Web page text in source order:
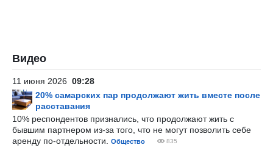
Видео
11 июня 2026 09:28
20% самарских пар продолжают жить вместе после
расставания
10% респондентов признались, что продолжают жить с
бывшим партнером из-за того, что не могут позволить себе
аренду по-отдельности.
Общество 835